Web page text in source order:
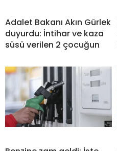
Adalet Bakanı Akın Gürlek
duyurdu: İntihar ve kaza
süsü verilen 2 çocuğun